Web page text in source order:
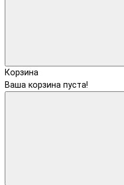
Корзина
Ваша корзина пуста!